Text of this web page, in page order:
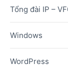
Tổng đài IP –
Windows
WordPress